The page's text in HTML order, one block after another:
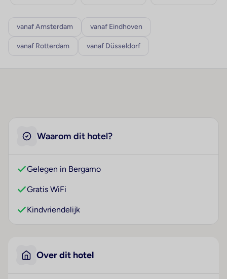
vanaf Amsterdam vanaf Eindhoven
vanaf Rotterdam vanaf Düsseldorf
Waarom dit hotel?
Gelegen in Bergamo
Gratis WiFi
Kindvriendelijk
Over dit hotel